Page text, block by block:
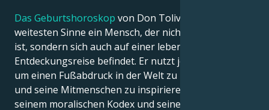
Das Geburtshoroskop von Don Toliver ist im
weitesten Sinne ein Mensch, der nicht nur berühmt
ist, sondern sich auch auf einer lebenslangen
Entdeckungsreise befindet. Er nutzt jede Situation,
um einen Fußabdruck in der Welt zu hinterlassen
und seine Mitmenschen zu inspirieren, und bleibt
seinem moralischen Kodex und seinem religiösen